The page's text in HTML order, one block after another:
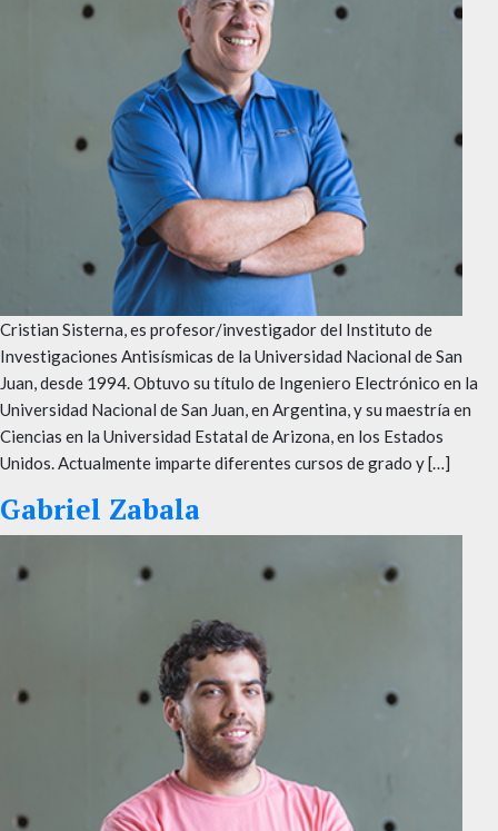
Cristian Sisterna, es profesor/investigador del Instituto de
Investigaciones Antisísmicas de la Universidad Nacional de San
Juan, desde 1994. Obtuvo su título de Ingeniero Electrónico en la
Universidad Nacional de San Juan, en Argentina, y su maestría en
Ciencias en la Universidad Estatal de Arizona, en los Estados
Unidos. Actualmente imparte diferentes cursos de grado y […]
Gabriel Zabala